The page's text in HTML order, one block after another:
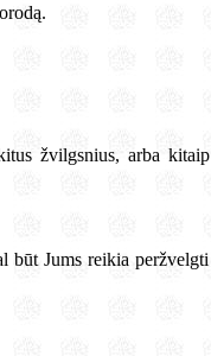
žvilgsnius, arba kitaip
būt Jums reikia peržvelgti